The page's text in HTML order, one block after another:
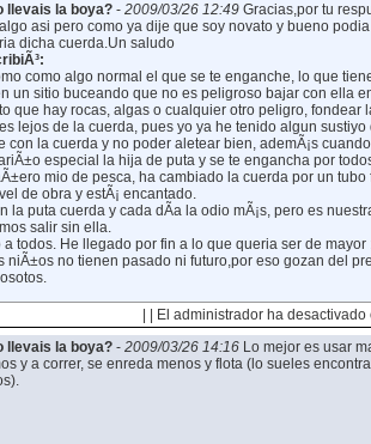
llevais la boya?- 2009/03/26 12:49 Gracias,por tu
asi pero como ya dije que soy novato y bueno
dicha cuerda.Un saludo
como algo normal el que se te enganche, lo que
un sitio buceando que no es peligroso bajar con ella
que hay rocas, algas o cualquier otro peligro, fondear
lejos de la cuerda, pues yo ya he tenido algun
con la cuerda y no poder aletear bien, ademÃ¡s
especial la hija de puta y se te engancha por
mio de pesca, ha cambiado la cuerda por un tubo
de obra y estÃ¡ encantado.
la puta cuerda y cada dÃ­a la odio mÃ¡s, pero es
salir sin ella.
a todos. He llegado por fin a lo que queria ser de mayor
niÃ±os no tienen pasado ni futuro,por eso gozan del
| | El administrador ha
llevais la boya?- 2009/03/26 14:16 Lo mejor es usar
y a correr, se enreda menos y flota (lo sueles